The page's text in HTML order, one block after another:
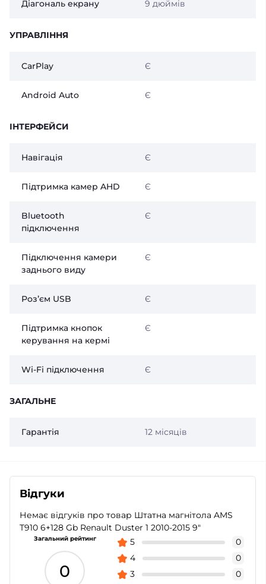
Діагональ екрану 9 дюймів
УПРАВЛІННЯ
CarPlay Є
Android Auto Є
ІНТЕРФЕЙСИ
Навігація Є
Підтримка камер AHD Є
Bluetooth
підключення
Є
Підключення камери
заднього виду
Є
Розʼєм USB Є
Підтримка кнопок
керування на кермі
Є
Wi-Fi підключення Є
ЗАГАЛЬНЕ
Гарантія 12 місяців
Відгуки
Немає відгуків про товар Штатна магнітола AMS
T910 6+128 Gb Renault Duster 1 2010-2015 9"
Загальний рейтинг
0
5
0
4
0
3
0